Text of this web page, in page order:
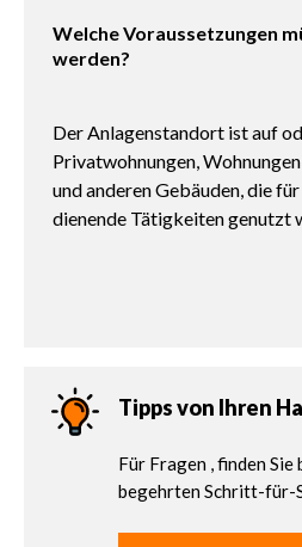
Welche Voraussetzungen
werden?
Der Anlagenstandort ist auf
Privatwohnungen,
und anderen Gebäuden, die
dienende Tätigkeiten genutzt
Tipps von Ihren
Für Fragen , finden
begehrten Schritt-für-